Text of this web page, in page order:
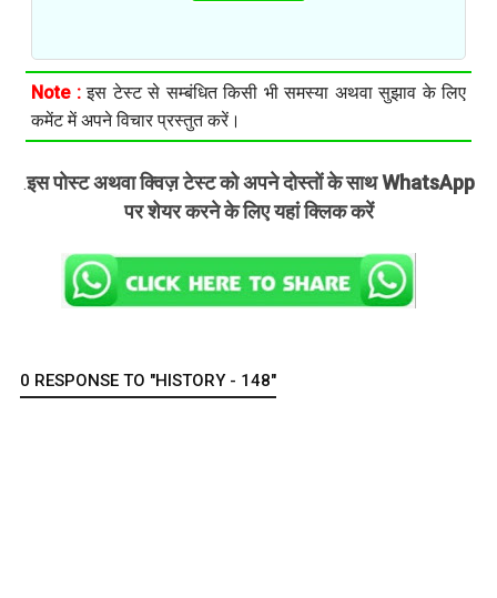
Note :इस टेस्ट से सम्बंधित किसी भी समस्या अथवा सुझाव के लिए
कमेंट में अपने विचार प्रस्तुत करें।
.इस पोस्ट अथवा क्विज़ टेस्ट को अपने दोस्तों के साथ WhatsApp
पर शेयर करने के लिए यहां क्लिक करें
0 RESPONSE TO "HISTORY - 148"